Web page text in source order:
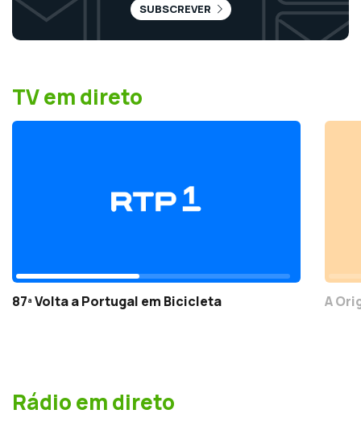
SUBSCREVER
TV em direto
87ª Volta a Portugal em Bicicleta A
Rádio em direto